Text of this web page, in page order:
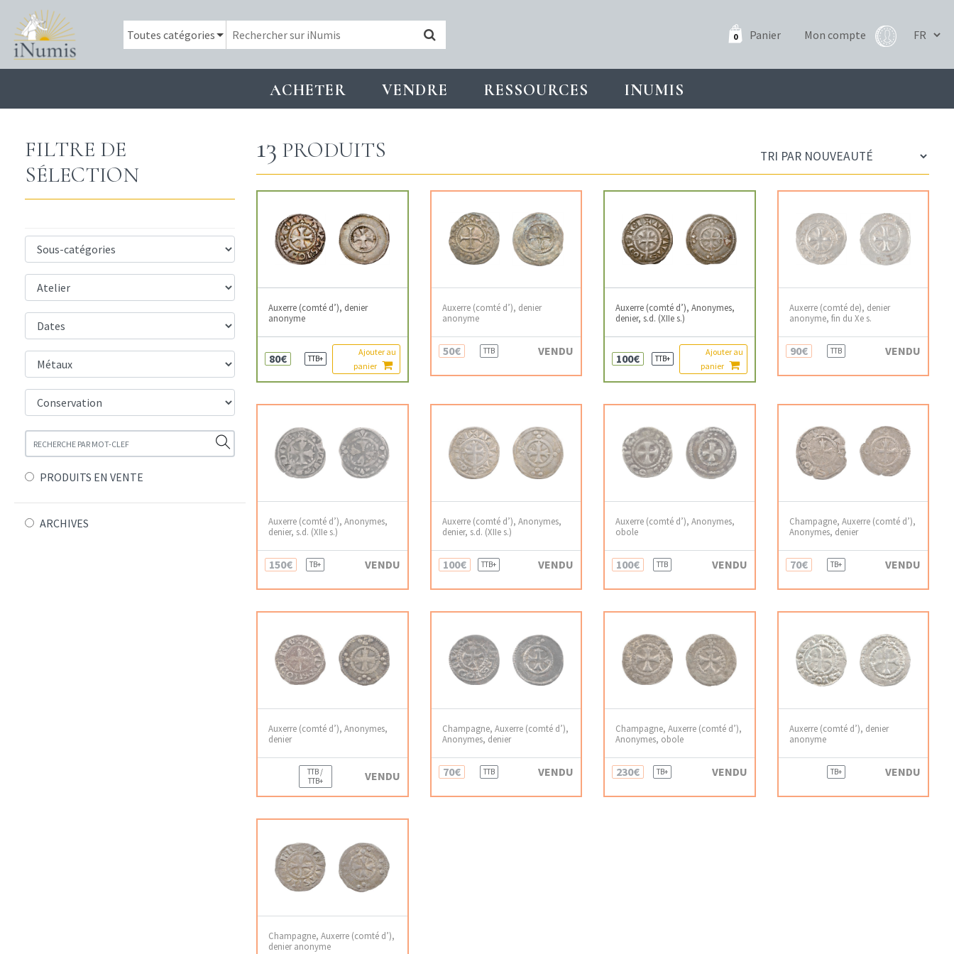
0 Panier Mon compte
ACHETER VENDRE RESSOURCES INUMIS
FILTRE DE
SÉLECTION
PRODUITS EN VENTE
ARCHIVES
13 PRODUITS
Auxerre (comté d’), denier
anonyme
80€ TTB+
Ajouter au
panier
Auxerre (comté d’), denier
anonyme
50€ TTB VENDU
Auxerre (comté d’), Anonymes,
denier, s.d. (XIIe s.)
100€ TTB+
Ajouter au
panier
Auxerre (comté de), denier
anonyme, fin du Xe s.
90€ TTB VENDU
Auxerre (comté d’), Anonymes,
denier, s.d. (XIIe s.)
150€ TB+ VENDU
Auxerre (comté d’), Anonymes,
denier, s.d. (XIIe s.)
100€ TTB+ VENDU
Auxerre (comté d’), Anonymes,
obole
100€ TTB VENDU
Champagne, Auxerre (comté d’),
Anonymes, denier
70€ TB+ VENDU
Auxerre (comté d’), Anonymes,
denier
TTB /
TTB+
VENDU
Champagne, Auxerre (comté d’),
Anonymes, denier
70€ TTB VENDU
Champagne, Auxerre (comté d’),
Anonymes, obole
230€ TB+ VENDU
Auxerre (comté d’), denier
anonyme
TB+ VENDU
Champagne, Auxerre (comté d’),
denier anonyme